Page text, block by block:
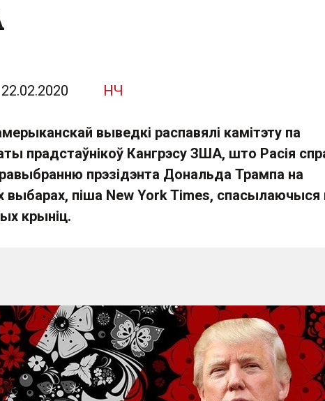
22.02.2020 НЧ
выведкі распавялі камітэту па
прадстаўнікоў Кангрэсу ЗША, што Расія
прэзідэнта Дональда Трампа на
выбарах, піша New York Times, спасылаючыся
крыніц.